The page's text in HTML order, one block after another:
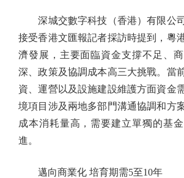
深城交數字科技（香港）有限公
接受香港文匯報記者採訪時提到，粵
濟發展，主要面臨資金支撐不足、
深、政策及協調成本高三大挑戰。當
資、運營以及設施建設維護方面資金
境項目涉及兩地多部門溝通協調和方
成本消耗量高，需要建立單獨的基
進。
邁向商業化 培育期需5至10年